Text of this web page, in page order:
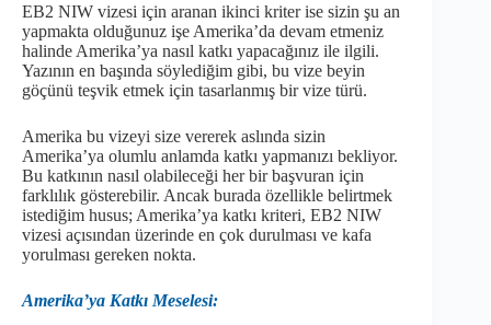
EB2 NIW vizesi için aranan ikinci kriter ise sizin şu an
yapmakta olduğunuz işe Amerika’da devam etmeniz
halinde Amerika’ya nasıl katkı yapacağınız ile ilgili.
Yazının en başında söylediğim gibi, bu vize beyin
göçünü teşvik etmek için tasarlanmış bir vize türü.
Amerika bu vizeyi size vererek aslında sizin
Amerika’ya olumlu anlamda katkı yapmanızı bekliyor.
Bu katkının nasıl olabileceği her bir başvuran için
farklılık gösterebilir. Ancak burada özellikle belirtmek
istediğim husus; Amerika’ya katkı kriteri, EB2 NIW
vizesi açısından üzerinde en çok durulması ve kafa
yorulması gereken nokta.
Amerika’ya Katkı Meselesi: